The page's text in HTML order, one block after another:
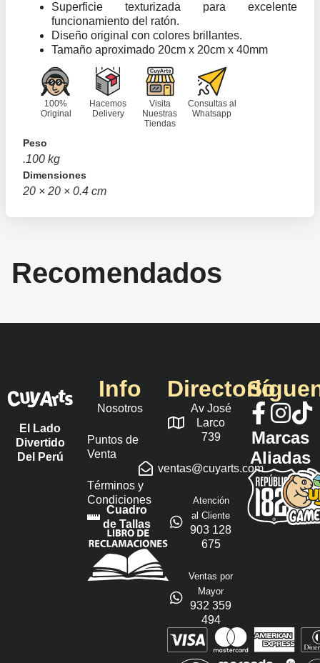
Superficie texturizada para excelente
funcionamiento del ratón.
Diseño original con colores brillantes.
Tamaño aproximado 20cm x 20cm x 40mm
100%
Original
Hacemos
Delivery
Visita
Nuestras
Tiendas
Consultas al
Whatsapp
Peso
.100 kg
Dimensiones
20 × 20 × 0.4 cm
Recomendados
El Lado
Divertido
Del Perú
Info
Nosotros
Puntos de
Venta
Términos y
Condiciones
Cuadro
de Tallas
Directorio
Av José
Larco
739
ventas@cuyarts.com
Atención
al Cliente
903 128
675
Ventas por
Mayor
932 359
494
Marcas
Aliadas